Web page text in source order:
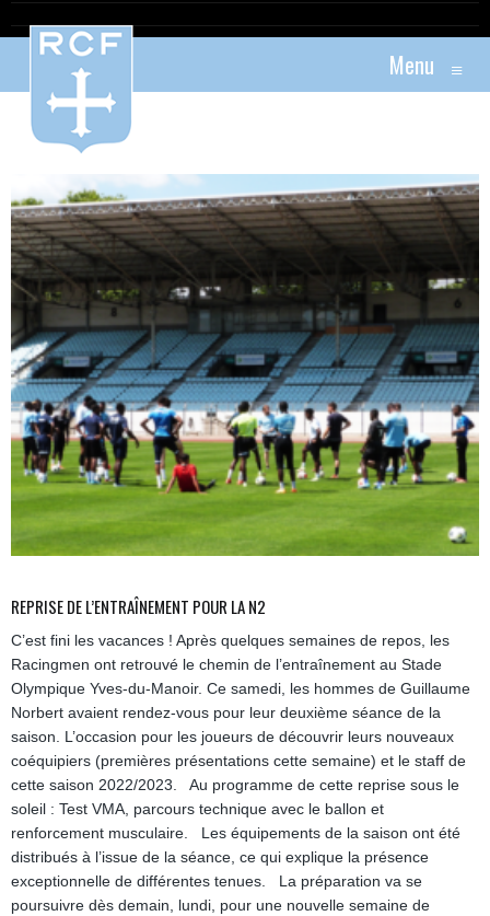
Menu ≡
REPRISE DE L’ENTRAÎNEMENT POUR LA N2
C’est fini les vacances ! Après quelques semaines de repos, les
Racingmen ont retrouvé le chemin de l’entraînement au Stade
Olympique Yves-du-Manoir. Ce samedi, les hommes de Guillaume
Norbert avaient rendez-vous pour leur deuxième séance de la
saison. L’occasion pour les joueurs de découvrir leurs nouveaux
coéquipiers (premières présentations cette semaine) et le staff de
cette saison 2022/2023. Au programme de cette reprise sous le
soleil : Test VMA, parcours technique avec le ballon et
renforcement musculaire. Les équipements de la saison ont été
distribués à l’issue de la séance, ce qui explique la présence
exceptionnelle de différentes tenues. La préparation va se
poursuivre dès demain, lundi, pour une nouvelle semaine de